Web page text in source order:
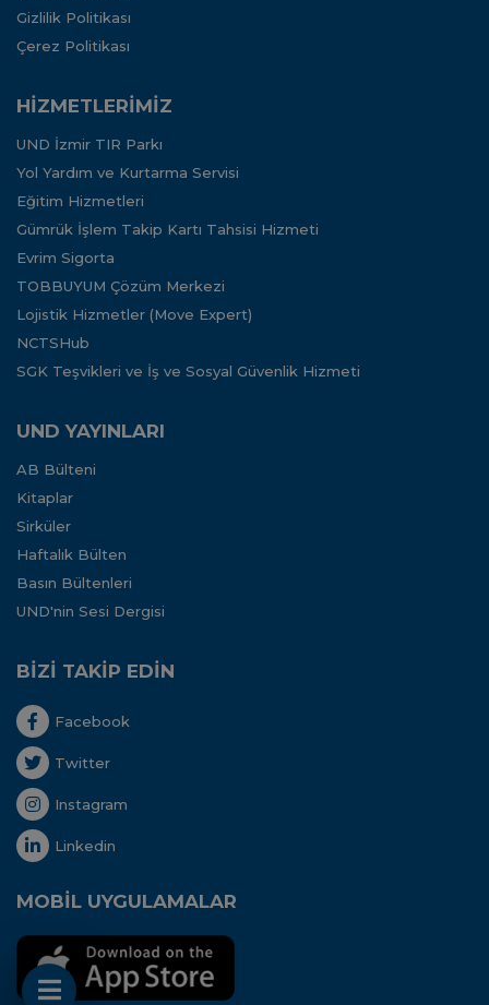
Gizlilik Politikası
Çerez Politikası
HİZMETLERİMİZ
UND İzmir TIR Parkı
Yol Yardım ve Kurtarma Servisi
Eğitim Hizmetleri
Gümrük İşlem Takip Kartı Tahsisi Hizmeti
Evrim Sigorta
TOBBUYUM Çözüm Merkezi
Lojistik Hizmetler (Move Expert)
NCTSHub
SGK Teşvikleri ve İş ve Sosyal Güvenlik Hizmeti
UND YAYINLARI
AB Bülteni
Kitaplar
Sirküler
Haftalık Bülten
Basın Bültenleri
UND'nin Sesi Dergisi
BİZİ TAKİP EDİN
Facebook
Twitter
Instagram
Linkedin
MOBİL UYGULAMALAR